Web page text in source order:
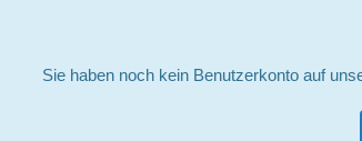
Sie haben noch kein Benutzerkonto auf